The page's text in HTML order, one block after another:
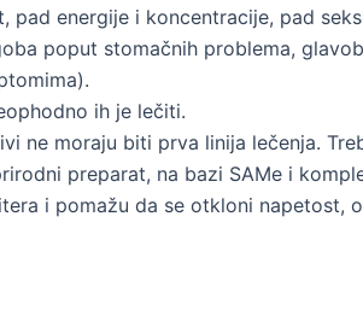
pad energije i koncentracije, pad
poput stomačnih problema,
ih je lečiti.
ne moraju biti prva linija lečenja.
preparat, na bazi SAMe i
i pomažu da se otkloni napetost,